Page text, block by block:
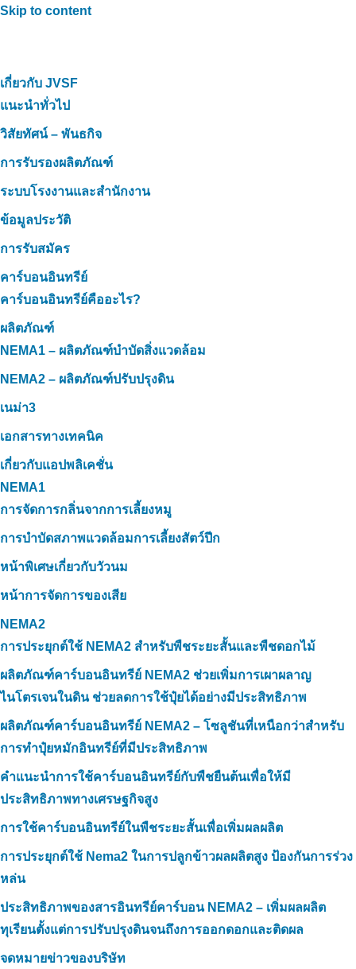
Skip to content
เกี่ยวกับ JVSF
แนะนำทั่วไป
วิสัยทัศน์ – พันธกิจ
การรับรองผลิตภัณฑ์
ระบบโรงงานและสำนักงาน
ข้อมูลประวัติ
การรับสมัคร
คาร์บอนอินทรีย์
คาร์บอนอินทรีย์คืออะไร?
ผลิตภัณฑ์
NEMA1 – ผลิตภัณฑ์บำบัดสิ่งแวดล้อม
NEMA2 – ผลิตภัณฑ์ปรับปรุงดิน
เนม่า3
เอกสารทางเทคนิค
เกี่ยวกับแอปพลิเคชั่น
NEMA1
การจัดการกลิ่นจากการเลี้ยงหมู
การบำบัดสภาพแวดล้อมการเลี้ยงสัตว์ปีก
หน้าพิเศษเกี่ยวกับวัวนม
หน้าการจัดการของเสีย
NEMA2
การประยุกต์ใช้ NEMA2 สำหรับพืชระยะสั้นและพืชดอกไม้
ผลิตภัณฑ์คาร์บอนอินทรีย์ NEMA2 ช่วยเพิ่มการเผาผลาญ
ไนโตรเจนในดิน ช่วยลดการใช้ปุ๋ยได้อย่างมีประสิทธิภาพ
ผลิตภัณฑ์คาร์บอนอินทรีย์ NEMA2 – โซลูชันที่เหนือกว่าสำหรับ
การทำปุ๋ยหมักอินทรีย์ที่มีประสิทธิภาพ
คำแนะนำการใช้คาร์บอนอินทรีย์กับพืชยืนต้นเพื่อให้มี
ประสิทธิภาพทางเศรษฐกิจสูง
การใช้คาร์บอนอินทรีย์ในพืชระยะสั้นเพื่อเพิ่มผลผลิต
การประยุกต์ใช้ Nema2 ในการปลูกข้าวผลผลิตสูง ป้องกันการร่วง
หล่น
ประสิทธิภาพของสารอินทรีย์คาร์บอน NEMA2 – เพิ่มผลผลิต
ทุเรียนตั้งแต่การปรับปรุงดินจนถึงการออกดอกและติดผล
จดหมายข่าวของบริษัท